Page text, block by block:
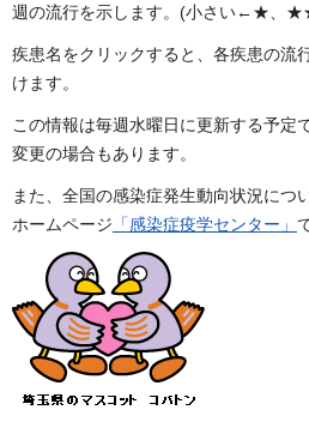
週の流行を示します。(小さい←★
疾患名をクリックすると、各疾患の流
けます。
この情報は毎週水曜日に更新する予定
変更の場合もあります。
また、全国の感染症発生動向状況につ
ホームページ 「感染症疫学センター」